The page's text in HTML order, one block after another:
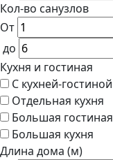
Кол-во санузлов
От
до
Кухня и гостиная
С кухней-гостиной
Отдельная кухня
Большая гостиная
Большая кухня
Длина дома (м)